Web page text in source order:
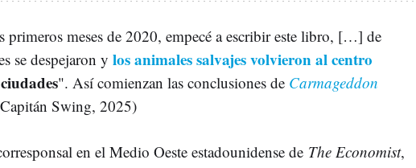
primeros meses de 2020, empecé a escribir este libro, […] de
se despejaron y los animales salvajes volvieron al centro
". Así comienzan las conclusiones de Carmageddon
Swing, 2025)
en el Medio Oeste estadounidense de The Economist,